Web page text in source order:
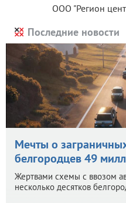
ООО "Регион
Последние новости
Мечты о
белгородцев 49
Жертвами схемы с ввозом
несколько десятков